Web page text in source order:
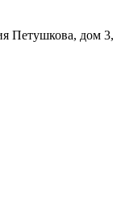
Петушкова, дом 3,